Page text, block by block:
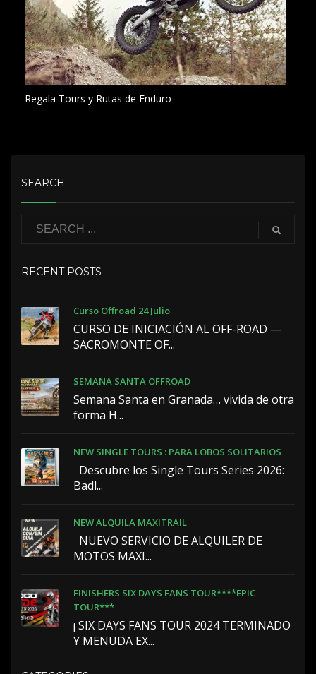
Regala Tours y Rutas de Enduro
SEARCH
RECENT POSTS
Curso Offroad 24 Julio
CURSO DE INICIACIÓN AL OFF-ROAD —
SACROMONTE OF...
SEMANA SANTA OFFROAD
Semana Santa en Granada… vivida de otra
forma H...
NEW SINGLE TOURS : PARA LOBOS SOLITARIOS
️ ️ Descubre los Single Tours Series 2026:
Badl...
NEW ALQUILA MAXITRAIL
NUEVO SERVICIO DE ALQUILER DE
MOTOS MAXI...
FINISHERS SIX DAYS FANS TOUR****EPIC
TOUR***
¡ SIX DAYS FANS TOUR 2024 TERMINADO
Y MENUDA EX...